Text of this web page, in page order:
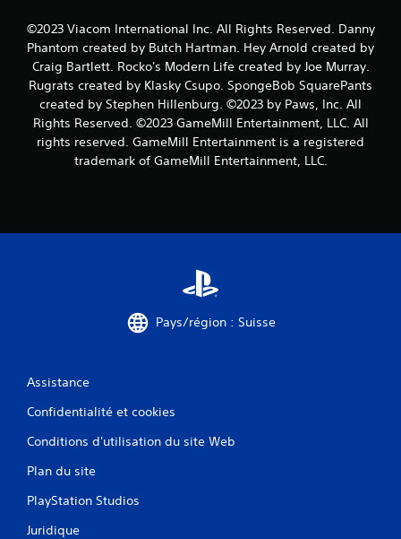
©2023 Viacom International Inc. All Rights Reserved. Danny
Phantom created by Butch Hartman. Hey Arnold created by
Craig Bartlett. Rocko's Modern Life created by Joe Murray.
Rugrats created by Klasky Csupo. SpongeBob SquarePants
created by Stephen Hillenburg. ©2023 by Paws, Inc. All
Rights Reserved. ©2023 GameMill Entertainment, LLC. All
rights reserved. GameMill Entertainment is a registered
trademark of GameMill Entertainment, LLC.
Pays/région : Suisse
Assistance
Confidentialité et cookies
Conditions d'utilisation du site Web
Plan du site
PlayStation Studios
Juridique